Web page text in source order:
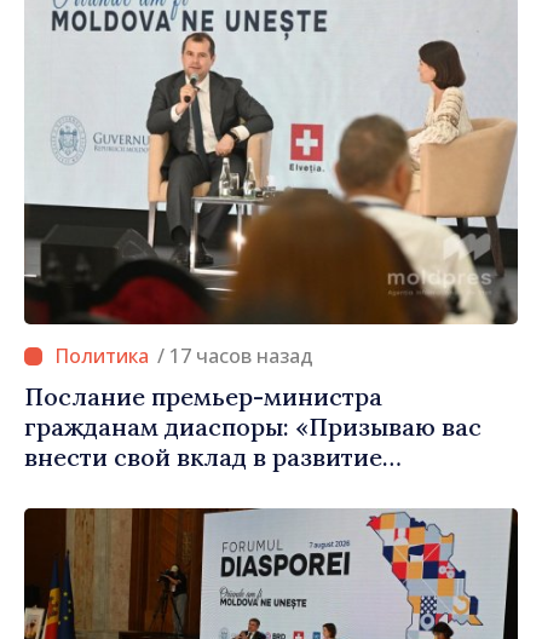
/ 17 часов назад
Послание премьер-министра
гражданам диаспоры: «Призываю вас
внести свой вклад в развитие